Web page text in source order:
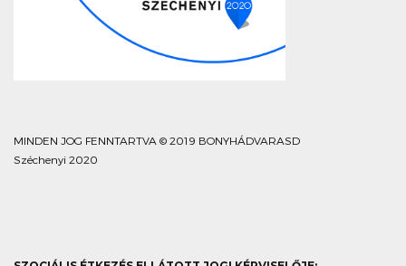
MINDEN JOG FENNTARTVA © 2019 BONYHÁDVARASD
Széchenyi 2020